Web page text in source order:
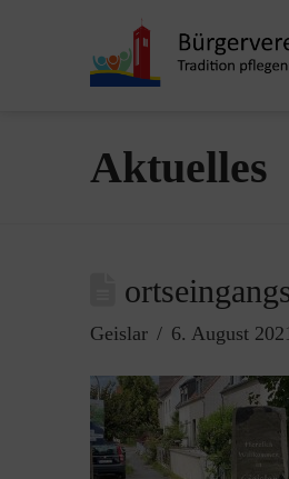
Aktuelles
Geislar 6. August